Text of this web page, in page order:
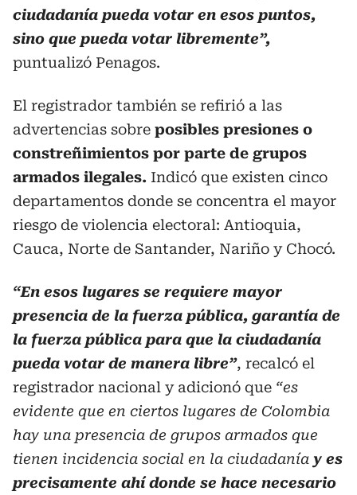
ciudadanía pueda votar en esos puntos,
sino que pueda votar libremente”,
puntualizó Penagos.
El registrador también se refirió a las
advertencias sobre posibles presiones o
constreñimientos por parte de grupos
armados ilegales. Indicó que existen cinco
departamentos donde se concentra el mayor
riesgo de violencia electoral: Antioquia,
Cauca, Norte de Santander, Nariño y Chocó.
“En esos lugares se requiere mayor
presencia de la fuerza pública, garantía de
la fuerza pública para que la ciudadanía
pueda votar de manera libre”, recalcó el
registrador nacional y adicionó que “es
evidente que en ciertos lugares de Colombia
hay una presencia de grupos armados que
tienen incidencia social en la ciudadanía y es
precisamente ahí donde se hace necesario